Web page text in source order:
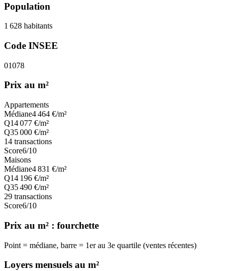
Population
1 628 habitants
Code INSEE
01078
Prix au m²
Appartements
Médiane4 464 €/m²
Q14 077 €/m²
Q35 000 €/m²
14 transactions
Score6/10
Maisons
Médiane4 831 €/m²
Q14 196 €/m²
Q35 490 €/m²
29 transactions
Score6/10
Prix au m² : fourchette
Point = médiane, barre = 1er au 3e quartile (ventes récentes)
Loyers mensuels au m²